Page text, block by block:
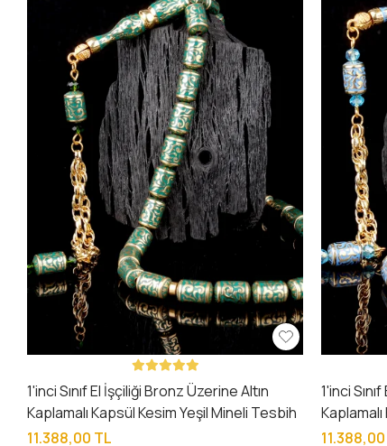
1'inci Sınıf El İşçiliği Bronz Üzerine Altın
Kaplamalı Kapsül Kesim Yeşil Mineli Tesbih
11.388,00 TL
1'inci
Mineli